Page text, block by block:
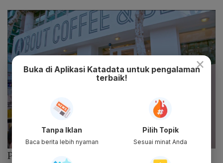
Photo :
×
Buka di Aplikasi Katadata untuk pengalaman
terbaik!
Tanpa Iklan
Baca berita lebih nyaman
Pilih Topik
Sesuai minat Anda